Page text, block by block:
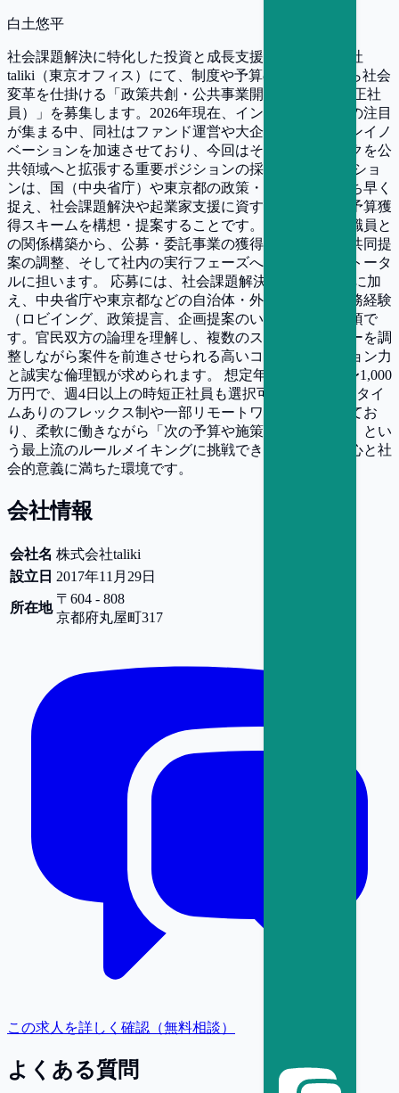
白土悠平
社会課題解決に特化した投資と成長支援を行う株式会社
taliki（東京オフィス）にて、制度や予算のレイヤーから社会
変革を仕掛ける「政策共創・公共事業開発 セールス（正社
員）」を募集します。2026年現在、インパクト投資への注目
が集まる中、同社はファンド運営や大企業とのオープンイノ
ベーションを加速させており、今回はそのネットワークを公
共領域へと拡張する重要ポジションの採用です。 ミッショ
ンは、国（中央省庁）や東京都の政策・予算動向をいち早く
捉え、社会課題解決や起業家支援に資する新規施策・予算獲
得スキームを構想・提案することです。官僚や自治体職員と
の関係構築から、公募・委託事業の獲得、他企業との共同提
案の調整、そして社内の実行フェーズへの接続までをトータ
ルに担います。 応募には、社会課題解決への強い情熱に加
え、中央省庁や東京都などの自治体・外郭団体との実務経験
（ロビイング、政策提言、企画提案のいずれか）が必須で
す。官民双方の論理を理解し、複数のステークホルダーを調
整しながら案件を前進させられる高いコミュニケーション力
と誠実な倫理観が求められます。 想定年収は700万円〜1,000
万円で、週4日以上の時短正社員も選択可能です。コアタイ
ムありのフレックス制や一部リモートワークを導入してお
り、柔軟に働きながら「次の予算や施策をどう創るか」とい
う最上流のルールメイキングに挑戦できる、知的好奇心と社
会的意義に満ちた環境です。
会社情報
会社名 株式会社taliki
設立日 2017年11月29日
所在地
〒604 - 808
京都府丸屋町317
この求人を詳しく確認（無料相談）
よくある質問